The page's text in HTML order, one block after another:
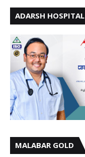
ADARSH HOSPITAL
MALABAR GOLD